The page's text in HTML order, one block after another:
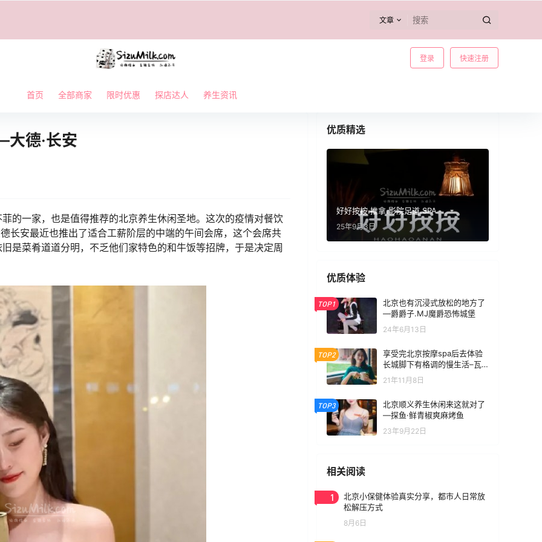
文章
登录 快速注册
首页 全部商家 限时优惠 探店达人 养生资讯
德·长安
的一家，也是值得推荐的北京养生休闲圣地。这次的疫情对餐饮
长安最近也推出了适合工薪阶层的中端的午间会席，这个会席共
是菜肴道道分明，不乏他们家特色的和牛饭等招牌，于是决定周
优质精选
好好按按.推拿.影院足道.SPA
25年9月3日
优质体验
TOP1
北京也有沉浸式放松的地方了
—爵爵子.MJ魔爵恐怖城堡
24年6月13日
TOP2
享受完北京按摩spa后去体验
长城脚下有格调的慢生活–瓦
厂酒店
21年11月8日
TOP3
北京顺义养生休闲来这就对了
—探鱼·鲜青椒爽麻烤鱼
23年9月22日
相关阅读
1
北京小保健体验真实分享，都市人日常放
松解压方式
8月6日